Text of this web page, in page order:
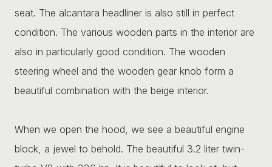
seat. The alcantara headliner is also still in perfect
condition. The various wooden parts in the interior are
also in particularly good condition. The wooden
steering wheel and the wooden gear knob form a
beautiful combination with the beige interior.
When we open the hood, we see a beautiful engine
block, a jewel to behold. The beautiful 3.2 liter twin-